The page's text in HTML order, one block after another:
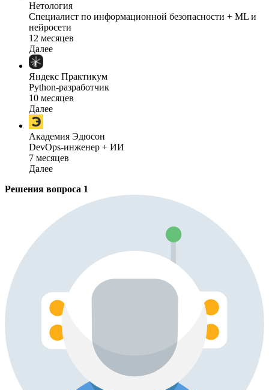
Нетология
Специалист по информационной безопасности + ML и
нейросети
12 месяцев
Далее
Яндекс Практикум
Python-разработчик
10 месяцев
Далее
Академия Эдюсон
DevOps-инженер + ИИ
7 месяцев
Далее
Решения вопроса 1